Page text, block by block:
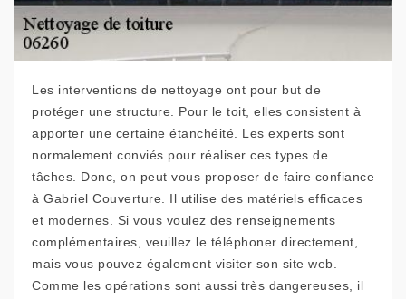
Les interventions de nettoyage ont pour but de
protéger une structure. Pour le toit, elles consistent à
apporter une certaine étanchéité. Les experts sont
normalement conviés pour réaliser ces types de
tâches. Donc, on peut vous proposer de faire confiance
à Gabriel Couverture. Il utilise des matériels efficaces
et modernes. Si vous voulez des renseignements
complémentaires, veuillez le téléphoner directement,
mais vous pouvez également visiter son site web.
Comme les opérations sont aussi très dangereuses, il